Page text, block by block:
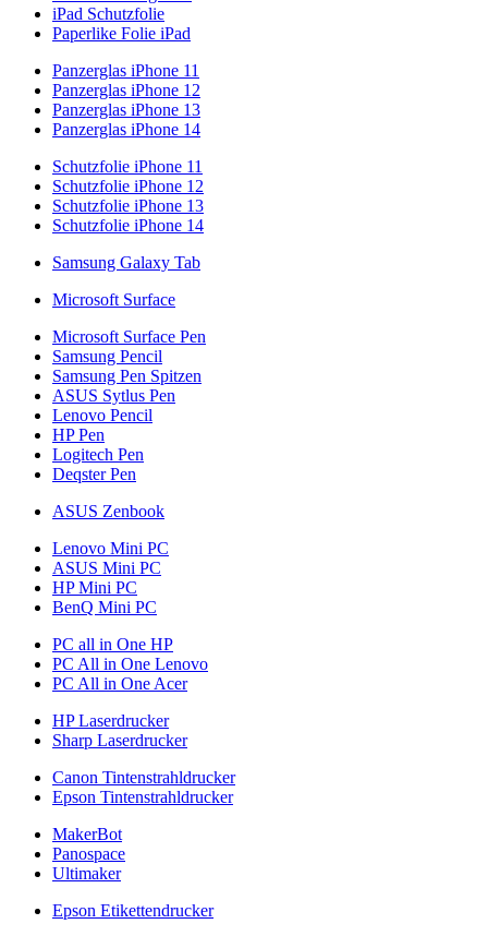
iPad Schutzfolie
Paperlike Folie iPad
Panzerglas iPhone 11
Panzerglas iPhone 12
Panzerglas iPhone 13
Panzerglas iPhone 14
Schutzfolie iPhone 11
Schutzfolie iPhone 12
Schutzfolie iPhone 13
Schutzfolie iPhone 14
Samsung Galaxy Tab
Microsoft Surface
Microsoft Surface Pen
Samsung Pencil
Samsung Pen Spitzen
ASUS Sytlus Pen
Lenovo Pencil
HP Pen
Logitech Pen
Deqster Pen
ASUS Zenbook
Lenovo Mini PC
ASUS Mini PC
HP Mini PC
BenQ Mini PC
PC all in One HP
PC All in One Lenovo
PC All in One Acer
HP Laserdrucker
Sharp Laserdrucker
Canon Tintenstrahldrucker
Epson Tintenstrahldrucker
MakerBot
Panospace
Ultimaker
Epson Etikettendrucker